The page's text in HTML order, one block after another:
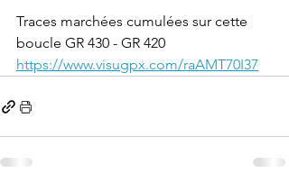
Traces marchées cumulées sur cette
boucle GR 430 - GR 420
https://www.visugpx.com/raAMT70I37